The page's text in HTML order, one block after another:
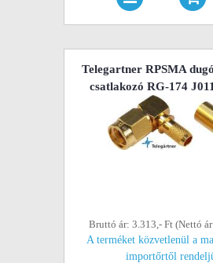
Telegartner RPSMA
csatlakozó RG-174
Bruttó ár: 3.313,- Ft (Nettó
A terméket közvetlenül a
importőrtől